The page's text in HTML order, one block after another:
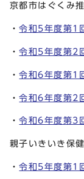
京都市はぐくみ
・令和5年度第1
・令和5年度第2
・令和6年度第1
・令和6年度第2
・令和6年度第3
親子いきいき保
・令和5年度第1